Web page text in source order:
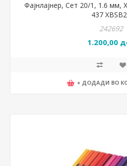
Фајнлајнер, Сет 20/1, 1.6 мм,
437
242692
1.200,00
+ ДОДАДИ ВО